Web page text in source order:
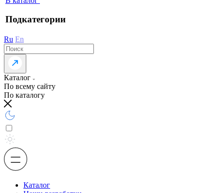
Подкатегории
Ru En
Каталог
По всему сайту
По каталогу
Каталог